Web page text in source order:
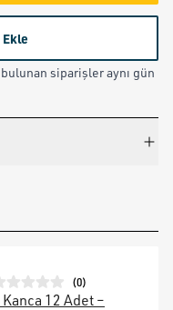
siparişler aynı gün
(0)
Kanca 12 Adet –